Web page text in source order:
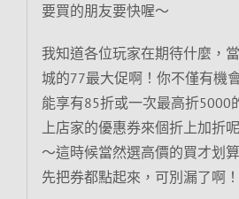
要買的朋友要快喔～
我知道各位玩家在期待什麼，
城的77最大促啊！你不僅有機
能享有85折或一次最高折5000
上店家的優惠券來個折上加折
～這時候當然選高價的買才划
先把券都點起來，可別漏了啊